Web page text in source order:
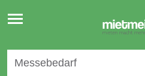
Toggle
navigation